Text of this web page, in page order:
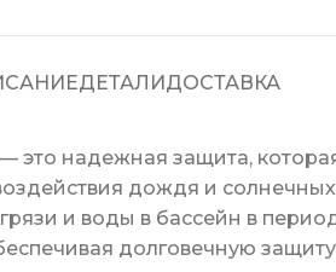
ДЕТАЛИДОСТАВКА
это надежная защита,
дождя и
и воды в бассейн в
долговечную